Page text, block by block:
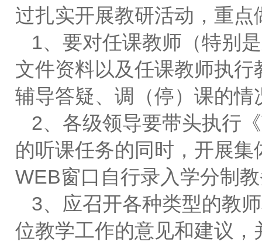
过扎实开展教研活动，重
1、要对任课教师（特别
文件资料以及任课教师执
辅导答疑、调（停）课的情
2、各级领导要带头执行
的听课任务的同时，开展
WEB窗口自行录入学分制
3、应召开各种类型的教
位教学工作的意见和建议，